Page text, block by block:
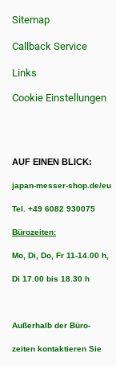
Sitemap
Callback Service
Links
Cookie Einstellungen
AUF EINEN BLICK:
japan-messer-shop.de/eu
Tel. +49 6082 930075
Bürozeiten:
Mo, Di, Do, Fr 11-14.00 h,
Di 17.00 bis 18.30 h
Außerhalb der Büro-
zeiten kontaktieren Sie